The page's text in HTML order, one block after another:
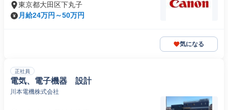
東京都大田区下丸子
月給24万円～50万円
気になる
正社員
電気、電子機器 設計
川本電機株式会社